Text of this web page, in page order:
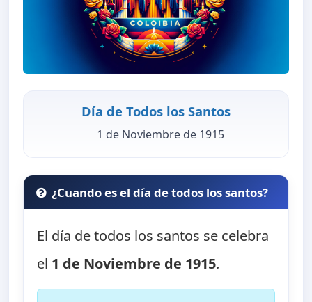
Día de Todos los Santos
1 de Noviembre de 1915
¿Cuando es el día de todos los santos?
El día de todos los santos se celebra
el 1 de Noviembre de 1915.